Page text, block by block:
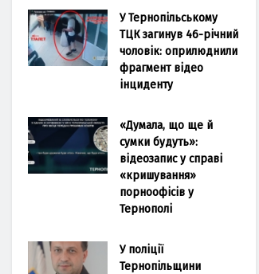
У Тернопільському
ТЦК загинув 46-річний
чоловік: оприлюднили
фрагмент відео
інциденту
«Думала, що ще й
сумки будуть»:
відеозапис у справі
«кришування»
порноофісів у
Тернополі
У поліції
Тернопільщини